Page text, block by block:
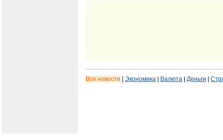
Все новости Экономика Валюта Деньги